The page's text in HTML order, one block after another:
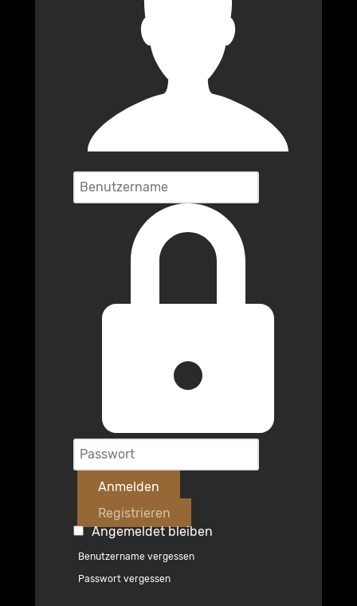
Anmelden
Registrieren
Angemeldet bleiben
Benutzername vergessen
Passwort vergessen